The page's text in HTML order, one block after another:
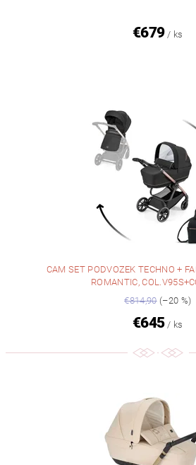
€679 / ks
CAM SET PODVOZEK TECHNO +
ROMANTIC,
€814,90(–20 %)
€645 / ks